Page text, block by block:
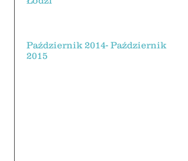
Październik 2014- Październik
2015